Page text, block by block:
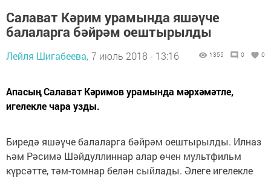
Салават Кәрим урамында яшәүче
балаларга бәйрәм оештырылды
Лейля Шигабеева, 7 июль 2018 - 13:16 1355 0 0
Апасың Салават Кәримов урамында мәрхәмәтле,
игелекле чара узды.
Биредә яшәүче балаларга бәйрәм оештырылды. Илназ
һәм Рәсимә Шәйдуллиннар алар өчен мультфильм
күрсәтте, тәм-томнар белән сыйлады. Әлеге игелекле